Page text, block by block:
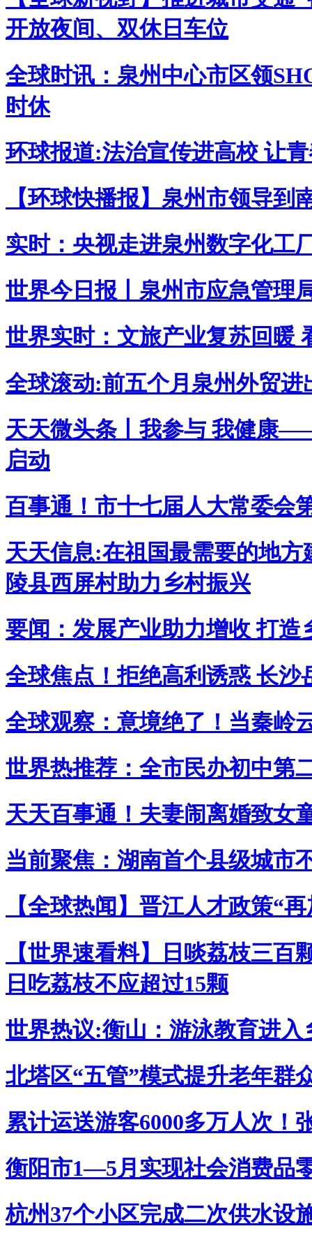
开放夜间、双休日车位
全球时讯：泉州中心市区领
时休
环球报道:法治宣传进高校 让
【环球快播报】泉州市领导到
实时：央视走进泉州数字化工
世界今日报丨泉州市应急管理
世界实时：文旅产业复苏回暖
全球滚动:前五个月泉州外贸进
天天微头条丨我参与 我健康
启动
百事通！市十七届人大常委会
天天信息:在祖国最需要的地
陵县西屏村助力乡村振兴
要闻：发展产业助力增收 打造
全球焦点！拒绝高利诱惑 长
全球观察：意境绝了！当秦岭
世界热推荐：全市民办初中第
天天百事通！夫妻闹离婚致女
当前聚焦：湖南首个县级城市
【全球热闻】晋江人才政策“
【世界速看料】日啖荔枝三
日吃荔枝不应超过15颗
世界热议:衡山：游泳教育进入
北塔区“五管”模式提升老年群
累计运送游客6000多万人次！
衡阳市1—5月实现社会消费品
杭州37个小区完成二次供水设